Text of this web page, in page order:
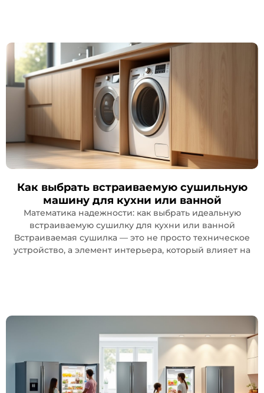
Как выбрать встраиваемую сушильную
машину для кухни или ванной
Математика надежности: как выбрать идеальную
встраиваемую сушилку для кухни или ванной
Встраиваемая сушилка — это не просто техническое
устройство, а элемент интерьера, который влияет на